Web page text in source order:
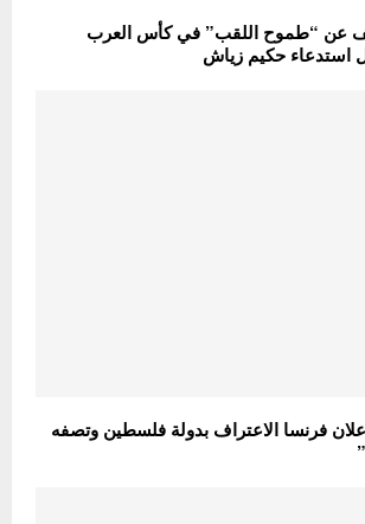
عن “طموح اللقب” في كأس العرب
استدعاء حكيم زياش
فرنسا الاعتراف بدولة فلسطين وتصفه